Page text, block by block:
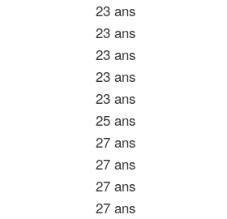
23 ans
23 ans
23 ans
23 ans
23 ans
25 ans
27 ans
27 ans
27 ans
27 ans